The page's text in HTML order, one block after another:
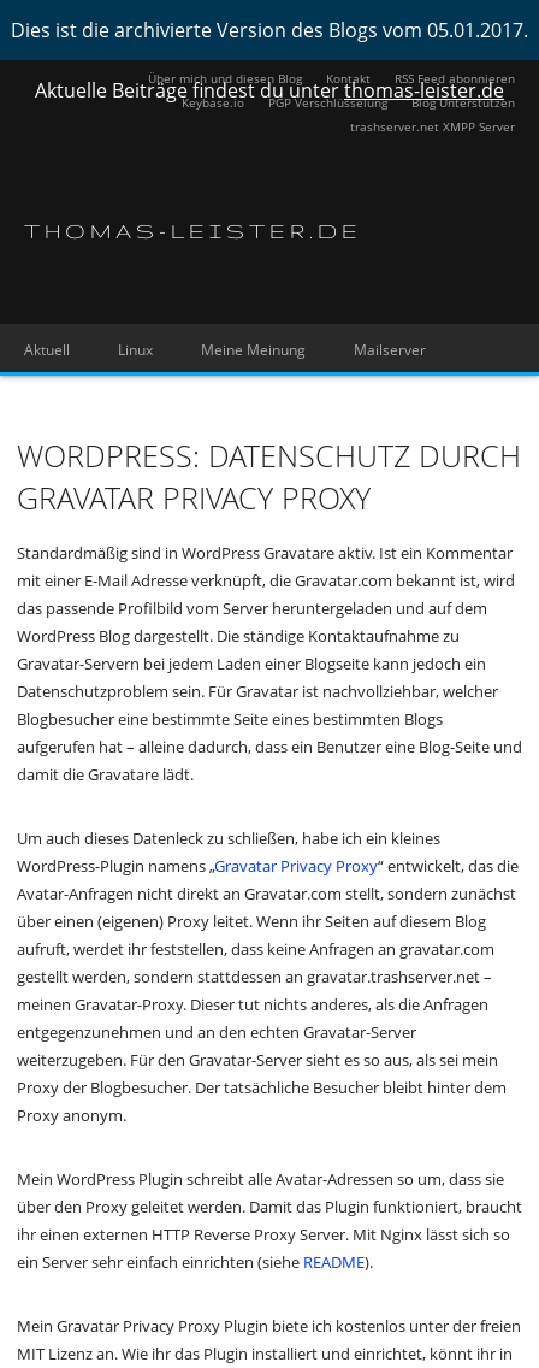
Dies ist die archivierte Version des Blogs vom 05.01.2017.
Aktuelle Beiträge findest du unterthomas-leister.de
RSS Feed abonnieren
Kontakt
Über mich und diesen Blog
Blog Unterstützen
PGP Verschlüsselung
Keybase.io
trashserver.net XMPP Server
THOMAS-LEISTER.DE
Aktuell Linux Meine Meinung Mailserver
WORDPRESS: DATENSCHUTZ DURCH
GRAVATAR PRIVACY PROXY
Standardmäßig sind in WordPress Gravatare aktiv. Ist ein Kommentar
mit einer E-Mail Adresse verknüpft, die Gravatar.com bekannt ist, wird
das passende Profilbild vom Server heruntergeladen und auf dem
WordPress Blog dargestellt. Die ständige Kontaktaufnahme zu
Gravatar-Servern bei jedem Laden einer Blogseite kann jedoch ein
Datenschutzproblem sein. Für Gravatar ist nachvollziehbar, welcher
Blogbesucher eine bestimmte Seite eines bestimmten Blogs
aufgerufen hat – alleine dadurch, dass ein Benutzer eine Blog-Seite und
damit die Gravatare lädt.
Um auch dieses Datenleck zu schließen, habe ich ein kleines
WordPress-Plugin namens „Gravatar Privacy Proxy“ entwickelt, das die
Avatar-Anfragen nicht direkt an Gravatar.com stellt, sondern zunächst
über einen (eigenen) Proxy leitet. Wenn ihr Seiten auf diesem Blog
aufruft, werdet ihr feststellen, dass keine Anfragen an gravatar.com
gestellt werden, sondern stattdessen an gravatar.trashserver.net –
meinen Gravatar-Proxy. Dieser tut nichts anderes, als die Anfragen
entgegenzunehmen und an den echten Gravatar-Server
weiterzugeben. Für den Gravatar-Server sieht es so aus, als sei mein
Proxy der Blogbesucher. Der tatsächliche Besucher bleibt hinter dem
Proxy anonym.
Mein WordPress Plugin schreibt alle Avatar-Adressen so um, dass sie
über den Proxy geleitet werden. Damit das Plugin funktioniert, braucht
ihr einen externen HTTP Reverse Proxy Server. Mit Nginx lässt sich so
ein Server sehr einfach einrichten (siehe README).
Mein Gravatar Privacy Proxy Plugin biete ich kostenlos unter der freien
MIT Lizenz an. Wie ihr das Plugin installiert und einrichtet, könnt ihr in